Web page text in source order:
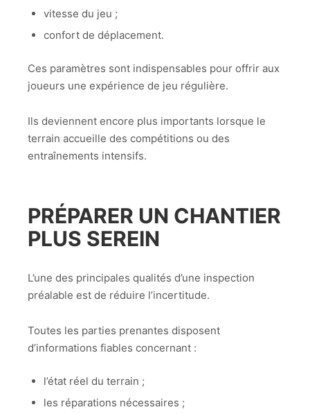
vitesse du jeu ;
confort de déplacement.
Ces paramètres sont indispensables pour offrir aux
joueurs une expérience de jeu régulière.
Ils deviennent encore plus importants lorsque le
terrain accueille des compétitions ou des
entraînements intensifs.
PRÉPARER UN CHANTIER
PLUS SEREIN
L’une des principales qualités d’une inspection
préalable est de réduire l’incertitude.
Toutes les parties prenantes disposent
d’informations fiables concernant :
l’état réel du terrain ;
les réparations nécessaires ;